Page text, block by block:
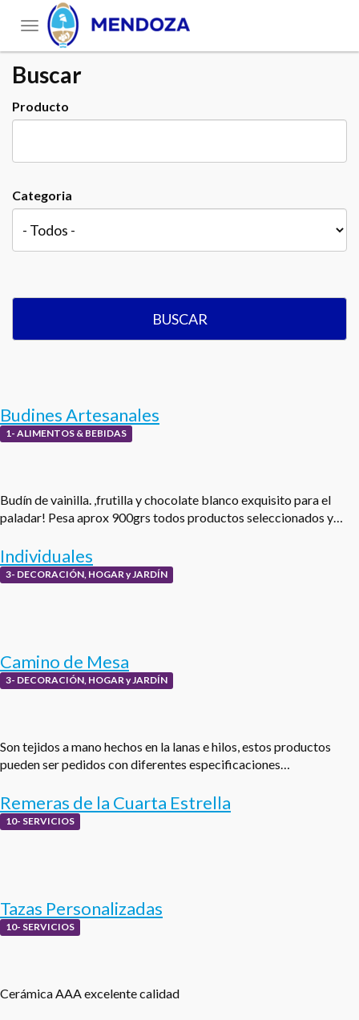
Toggle
navigation
Buscar
Producto
Categoria
BUSCAR
Budines Artesanales
1- ALIMENTOS & BEBIDAS
Budín de vainilla. ,frutilla y chocolate blanco exquisito para el
paladar! Pesa aprox 900grs todos productos seleccionados y…
Individuales
3- DECORACIÓN, HOGAR y JARDÍN
Camino de Mesa
3- DECORACIÓN, HOGAR y JARDÍN
Son tejidos a mano hechos en la lanas e hilos, estos productos
pueden ser pedidos con diferentes especificaciones…
Remeras de la Cuarta Estrella
10- SERVICIOS
Tazas Personalizadas
10- SERVICIOS
Cerámica AAA excelente calidad